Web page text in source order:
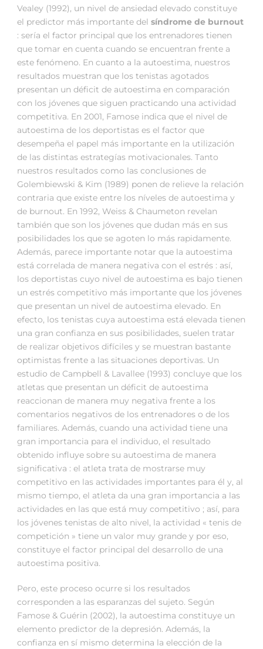
Vealey (1992), un nivel de ansiedad elevado constituye
el predictor más importante del síndrome de burnout
: sería el factor principal que los entrenadores tienen
que tomar en cuenta cuando se encuentran frente a
este fenómeno. En cuanto a la autoestima, nuestros
resultados muestran que los tenistas agotados
presentan un déficit de autoestima en comparación
con los jóvenes que siguen practicando una actividad
competitiva. En 2001, Famose indica que el nivel de
autoestima de los deportistas es el factor que
desempeña el papel más importante en la utilización
de las distintas estrategías motivacionales. Tanto
nuestros resultados como las conclusiones de
Golembiewski & Kim (1989) ponen de relieve la relación
contraria que existe entre los níveles de autoestima y
de burnout. En 1992, Weiss & Chaumeton revelan
también que son los jóvenes que dudan más en sus
posibilidades los que se agoten lo más rapidamente.
Además, parece importante notar que la autoestima
está correlada de manera negativa con el estrés : así,
los deportistas cuyo nivel de autoestima es bajo tienen
un estrés competitivo más importante que los jóvenes
que presentan un nivel de autoestima elevado. En
efecto, los tenistas cuya autoestima está elevada tienen
una gran confianza en sus posibilidades, suelen tratar
de realizar objetivos difíciles y se muestran bastante
optimistas frente a las situaciones deportivas. Un
estudio de Campbell & Lavallee (1993) concluye que los
atletas que presentan un déficit de autoestima
reaccionan de manera muy negativa frente a los
comentarios negativos de los entrenadores o de los
familiares. Además, cuando una actividad tiene una
gran importancia para el individuo, el resultado
obtenido influye sobre su autoestima de manera
significativa : el atleta trata de mostrarse muy
competitivo en las actividades importantes para él y, al
mismo tiempo, el atleta da una gran importancia a las
actividades en las que está muy competitivo ; así, para
los jóvenes tenistas de alto nivel, la actividad « tenis de
competición » tiene un valor muy grande y por eso,
constituye el factor principal del desarrollo de una
autoestima positiva.
Pero, este proceso ocurre si los resultados
corresponden a las esparanzas del sujeto. Según
Famose & Guérin (2002), la autoestima constituye un
elemento predictor de la depresión. Además, la
confianza en sí mismo determina la elección de la